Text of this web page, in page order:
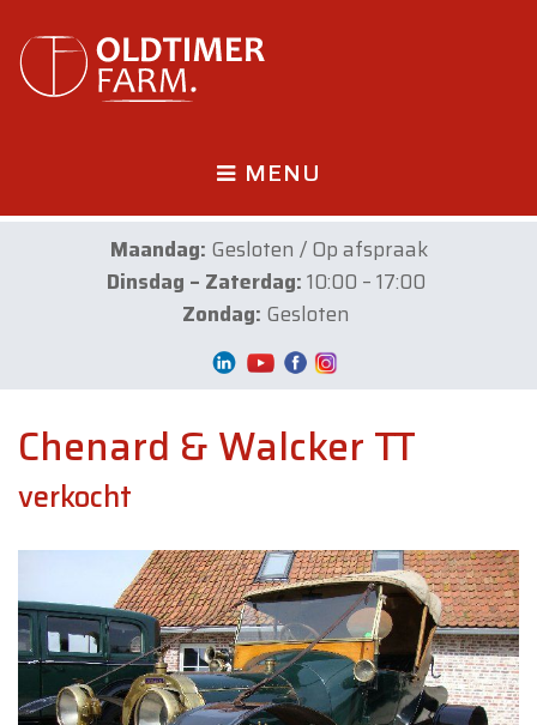
MENU
Maandag: Gesloten / Op afspraak
Dinsdag – Zaterdag:10:00 – 17:00
Zondag: Gesloten
Chenard & Walcker TT
verkocht